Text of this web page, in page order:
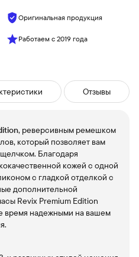
Оригинальная продукция
Работаем с 2019 года
Отзывы
, реверсивным ремешком
который позволяет вам
Благодаря
кожей с одной
с гладкой отделкой с
дополнительной
Revix Premium Edition
время надежными на вашем